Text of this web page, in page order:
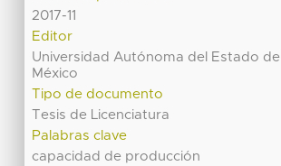
2017-11
Editor
Universidad Autónoma del Estado de
México
Tipo de documento
Tesis de Licenciatura
Palabras clave
capacidad de producción